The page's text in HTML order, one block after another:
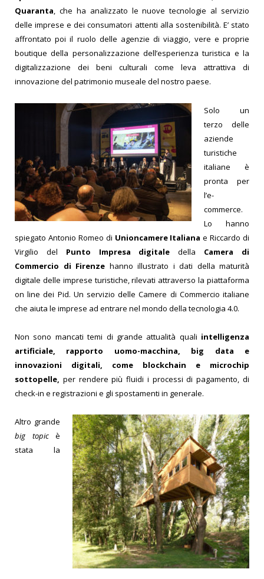
Quaranta, che ha analizzato le nuove tecnologie al servizio
delle imprese e dei consumatori attenti alla sostenibilità. E’ stato
affrontato poi il ruolo delle agenzie di viaggio, vere e proprie
boutique della personalizzazione dell’esperienza turistica e la
digitalizzazione dei beni culturali come leva attrattiva di
innovazione del patrimonio museale del nostro paese.
Solo un
terzo delle
aziende
turistiche
italiane è
pronta per
l’e-
commerce.
Lo hanno
spiegato Antonio Romeo di Unioncamere Italiana e Riccardo di
Virgilio del Punto Impresa digitale della Camera di
Commercio di Firenze hanno illustrato i dati della maturità
digitale delle imprese turistiche, rilevati attraverso la piattaforma
on line dei Pid. Un servizio delle Camere di Commercio italiane
che aiuta le imprese ad entrare nel mondo della tecnologia 4.0.
Non sono mancati temi di grande attualità quali intelligenza
artificiale, rapporto uomo-macchina, big data e
innovazioni digitali, come blockchain e microchip
sottopelle, per rendere più fluidi i processi di pagamento, di
check-in e registrazioni e gli spostamenti in generale.
Altro grande
big topicè
stata la